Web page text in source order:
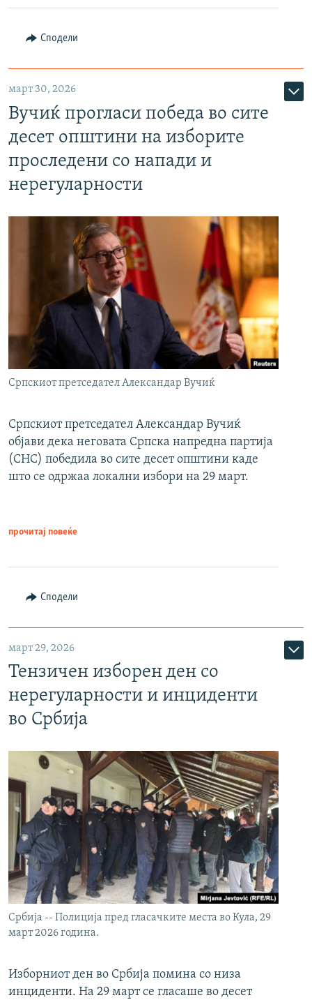
Сподели
март 30, 2026
Вучиќ прогласи победа во сите
десет општини на изборите
проследени со напади и
нерегуларности
Српскиот претседател Александар Вучиќ
Српскиот претседател Александар Вучиќ
објави дека неговата Српска напредна партија
(СНС) победила во сите десет општини каде
што се одржаа локални избори на 29 март.
прочитај повеќе
Сподели
март 29, 2026
Тензичен изборен ден со
нерегуларности и инциденти
во Србија
Србија -- Полиција пред гласачките места во Кула, 29
март 2026 година.
Изборниот ден во Србија помина со низа
инциденти. На 29 март се гласаше во десет